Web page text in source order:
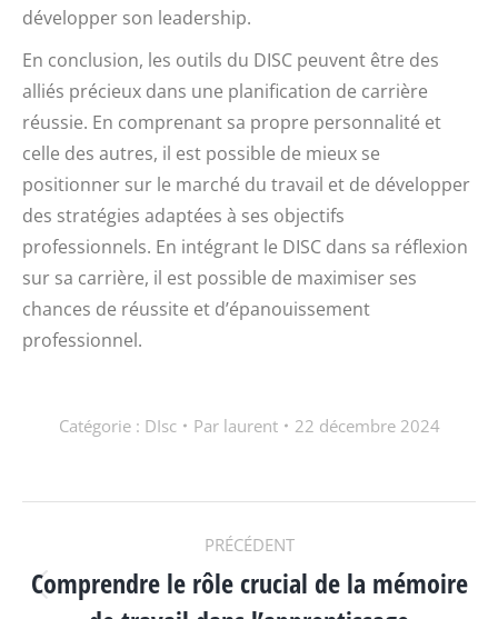
développer son leadership.
En conclusion, les outils du DISC peuvent être des
alliés précieux dans une planification de carrière
réussie. En comprenant sa propre personnalité et
celle des autres, il est possible de mieux se
positionner sur le marché du travail et de développer
des stratégies adaptées à ses objectifs
professionnels. En intégrant le DISC dans sa réflexion
sur sa carrière, il est possible de maximiser ses
chances de réussite et d’épanouissement
professionnel.
Catégorie : DIsc Par laurent 22 décembre 2024
NAVIGATION
PRÉCÉDENT
Article
Comprendre le rôle crucial de la mémoire